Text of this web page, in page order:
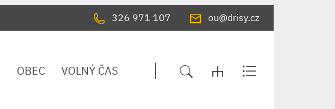
326 971 107 ou@drisy.cz
OBEC VOLNÝ ČAS